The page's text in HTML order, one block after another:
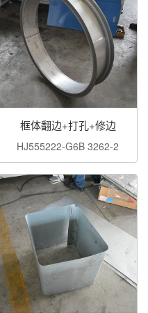
框体翻边+打孔+修边
HJ555222-G6B 3262-2